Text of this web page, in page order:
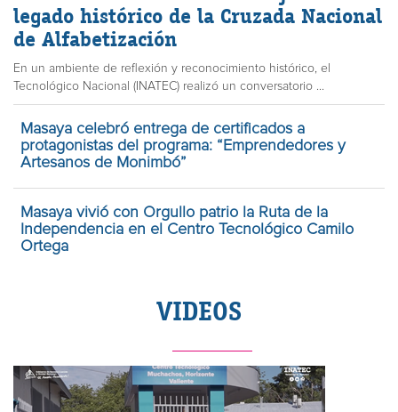
legado histórico de la Cruzada Nacional
de Alfabetización
En un ambiente de reflexión y reconocimiento histórico, el
Tecnológico Nacional (INATEC) realizó un conversatorio ...
Masaya celebró entrega de certificados a
protagonistas del programa: “Emprendedores y
Artesanos de Monimbó”
Masaya vivió con Orgullo patrio la Ruta de la
Independencia en el Centro Tecnológico Camilo
Ortega
VIDEOS